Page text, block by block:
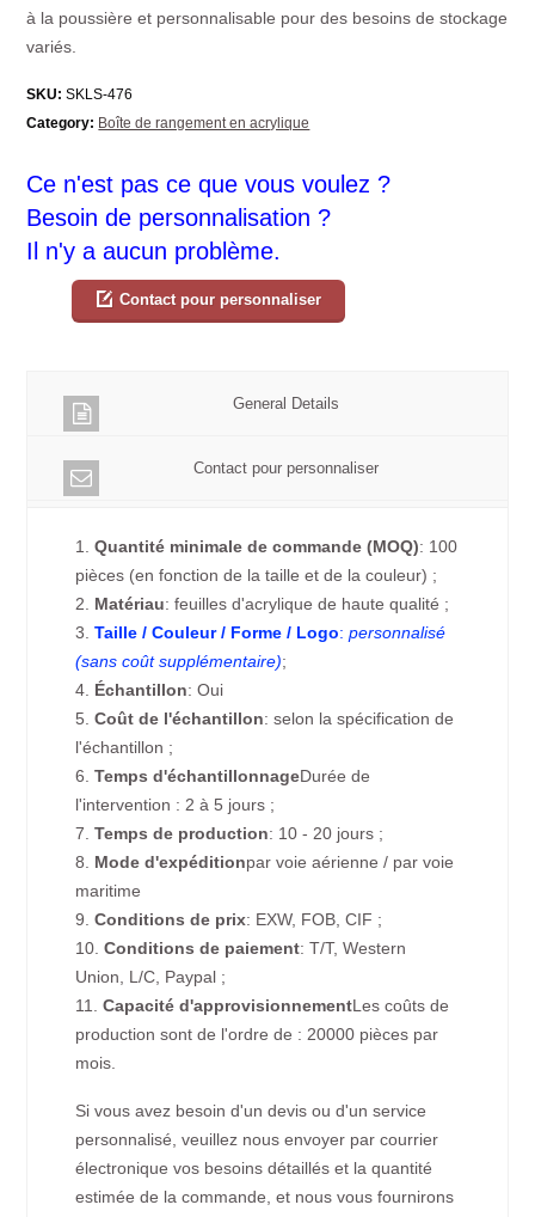
à la poussière et personnalisable pour des besoins de stockage
variés.
SKU: SKLS-476
Category: Boîte de rangement en acrylique
Ce n'est pas ce que vous voulez ?
Besoin de personnalisation ?
Il n'y a aucun problème.
Contact pour personnaliser
General Details
Contact pour personnaliser
1.Quantité minimale de commande (MOQ): 100
pièces (en fonction de la taille et de la couleur) ;
2. Matériau: feuilles d'acrylique de haute qualité ;
3.Taille / Couleur / Forme / Logo:personnalisé
(sans coût supplémentaire);
4. Échantillon: Oui
5.Coût de l'échantillon: selon la spécification de
l'échantillon ;
6.Temps d'échantillonnageDurée de
l'intervention : 2 à 5 jours ;
7.Temps de production: 10 - 20 jours ;
8. Mode d'expéditionpar voie aérienne / par voie
maritime
9.Conditions de prix: EXW, FOB, CIF ;
10.Conditions de paiement: T/T, Western
Union, L/C, Paypal ;
11.Capacité d'approvisionnementLes coûts de
production sont de l'ordre de : 20000 pièces par
mois.
Si vous avez besoin d'un devis ou d'un service
personnalisé, veuillez nous envoyer par courrier
électronique vos besoins détaillés et la quantité
estimée de la commande, et nous vous fournirons